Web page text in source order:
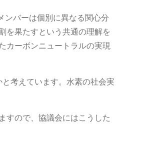
バーは個別に異なる関心分
を果たすという共通の理解を
カーボンニュートラルの実現
考えています。水素の社会実
すので、協議会にはこうした